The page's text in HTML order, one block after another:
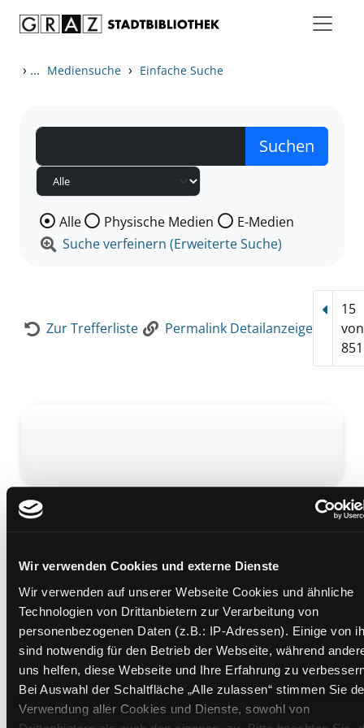
Wir verwenden Cookies und externe Dienste
Wir verwenden auf unserer Webseite Cookies und ähnliche
Technologien von Drittanbietern zur Verarbeitung von
personenbezogenen Daten (z.B.: IP-Adressen). Einige von
sind notwendig für den Betrieb der Webseite, während
uns helfen, diese Webseite und Ihre Erfahrung zu
Bei Auswahl der Schaltfläche „Alle zulassen“ stimmen Sie
Verwendung aller Cookies und Dienste, sowohl von
› ... Mediensuche › Einfache Suche
Wählen Sie die Medienart nach der Sie suchen wollen.
Alle Physische Medien
E-Medien
Suche verfeinern (Erweiterte Suche)
Zur Trefferliste Permalink Detailanzeige
15
von
851
Die Reisemaus in Italien
Übergeordnetes Werk: Europa - Werkstatt
Beschreibung ein-/ausblenden
Mehr Informationen ein-/ausblenden
Medium auf die Postliste setzen